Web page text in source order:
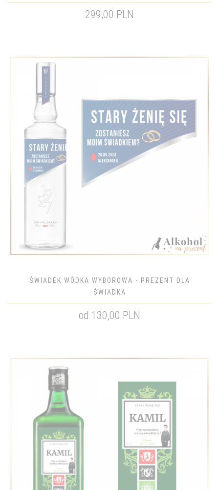
299,00 PLN
ŚWIADEK WÓDKA WYBOROWA - PREZENT DLA
ŚWIADKA
od 130,00 PLN